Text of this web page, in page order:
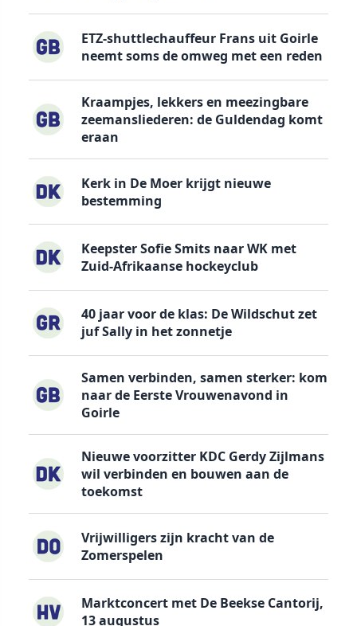
ETZ-shuttlechauffeur Frans uit Goirle
neemt soms de omweg met een reden
Kraampjes, lekkers en meezingbare
zeemansliederen: de Guldendag komt
eraan
Kerk in De Moer krijgt nieuwe
bestemming
Keepster Sofie Smits naar WK met
Zuid-Afrikaanse hockeyclub
40 jaar voor de klas: De Wildschut zet
juf Sally in het zonnetje
Samen verbinden, samen sterker: kom
naar de Eerste Vrouwenavond in
Goirle
Nieuwe voorzitter KDC Gerdy Zijlmans
wil verbinden en bouwen aan de
toekomst
Vrijwilligers zijn kracht van de
Zomerspelen
Marktconcert met De Beekse Cantorij,
13 augustus